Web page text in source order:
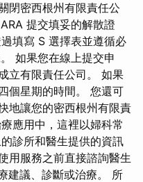
閉密西根州有限責任公
提交填妥的解散證
填寫 S 選擇表並遵循必
如果您在線上提交申
立有限責任公司。 如果
個星期的時間。 您還可
地讓您的密西根州有限責
應用中，這裡以婦科常
診所和醫生提供的資訊
用服務之前直接諮詢醫生
建議、診斷或治療。 所